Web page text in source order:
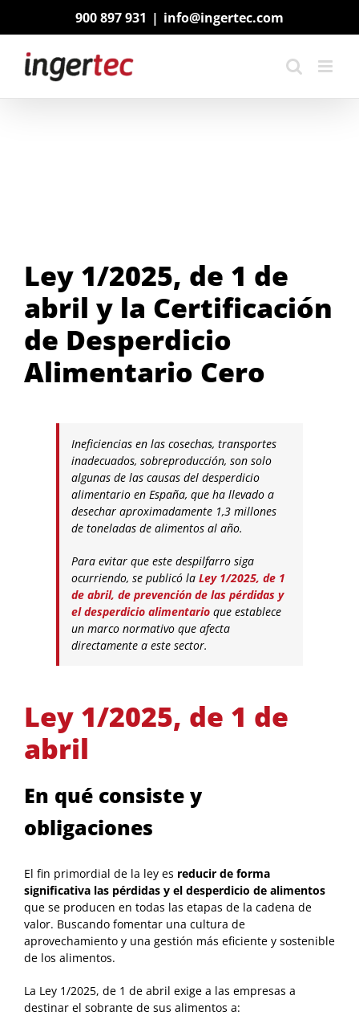
900 897 931 | info@ingertec.com
Ley 1/2025, de 1 de
abril y la Certificación
de Desperdicio
Alimentario Cero
Ineficiencias en las cosechas, transportes
inadecuados, sobreproducción, son solo
algunas de las causas del desperdicio
alimentario en España, que ha llevado a
desechar aproximadamente 1,3 millones
de toneladas de alimentos al año.
Para evitar que este despilfarro siga
ocurriendo, se publicó la Ley 1/2025, de 1
de abril, de prevención de las pérdidas y
el desperdicio alimentarioque establece
un marco normativo que afecta
directamente a este sector.
Ley 1/2025, de 1 de
abril
En qué consiste y
obligaciones
El fin primordial de la ley es reducir de forma
significativa las pérdidas y el desperdicio de alimentos
que se producen en todas las etapas de la cadena de
valor. Buscando fomentar una cultura de
aprovechamiento y una gestión más eficiente y sostenible
de los alimentos.
La Ley 1/2025, de 1 de abril exige a las empresas a
destinar el sobrante de sus alimentos a: